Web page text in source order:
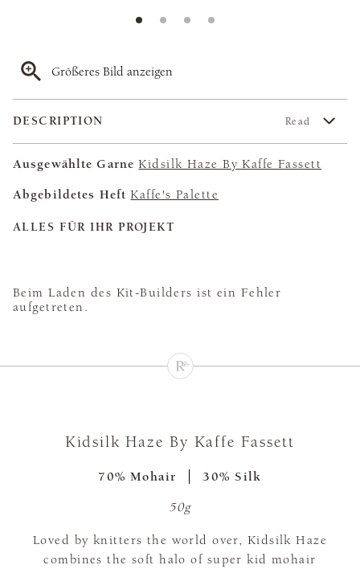
Größeres Bild anzeigen
DESCRIPTION Read
Ausgewählte Garne Kidsilk Haze By Kaffe Fassett
Abgebildetes Heft Kaffe's Palette
ALLES FÜR IHR PROJEKT
Beim Laden des Kit-Builders ist ein Fehler
aufgetreten.
Kidsilk Haze By Kaffe Fassett
70% Mohair 30% Silk
50g
Loved by knitters the world over, Kidsilk Haze
combines the soft halo of super kid mohair